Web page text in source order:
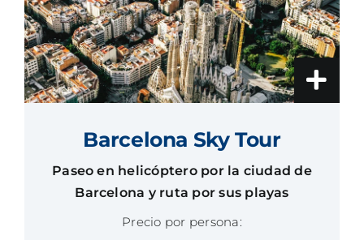
Barcelona Sky Tour
Paseo en helicóptero por la ciudad de
Barcelona y ruta por sus playas
Precio por persona: